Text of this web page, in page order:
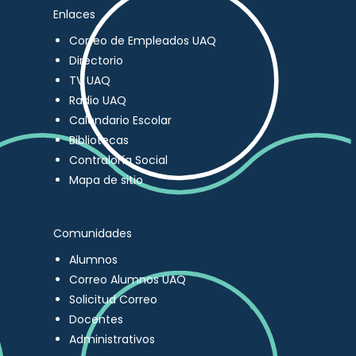
Enlaces
Correo de Empleados UAQ
Directorio
TV UAQ
Radio UAQ
Calendario Escolar
Bibliotecas
Contraloría Social
Mapa de sitio
Comunidades
Alumnos
Correo Alumnos UAQ
Solicitud Correo
Docentes
Administrativos